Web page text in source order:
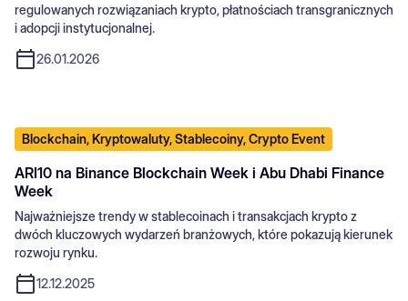
regulowanych rozwiązaniach krypto, płatnościach transgranicznych
i adopcji instytucjonalnej.
26.01.2026
Blockchain, Kryptowaluty, Stablecoiny, Crypto Event
ARI10 na Binance Blockchain Week i Abu Dhabi Finance
Week
Najważniejsze trendy w stablecoinach i transakcjach krypto z
dwóch kluczowych wydarzeń branżowych, które pokazują kierunek
rozwoju rynku.
12.12.2025